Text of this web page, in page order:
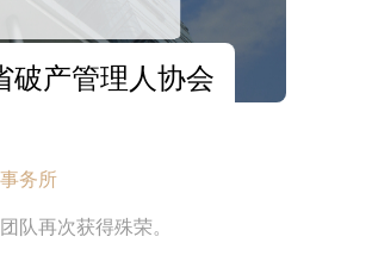
破产管理人协会
务所
队再次获得殊荣。